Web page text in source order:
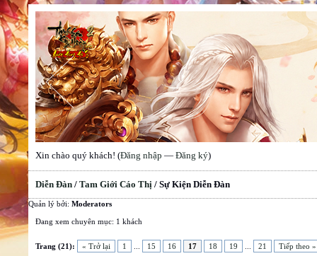
Xin chào quý khách! (Đăng nhập — Đăng ký)
Diễn Đàn / Tam Giới Cáo Thị / Sự Kiện Diễn Đàn
Quản lý bởi: Moderators
Đang xem chuyên mục: 1 khách
Trang (21): « Trở lại 1 15 16 17 18 19 21 Tiếp theo »